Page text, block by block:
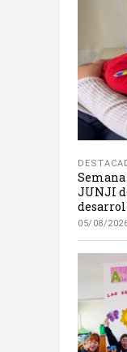
JUNJI
05/08/